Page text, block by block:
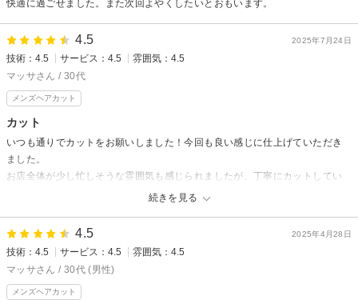
快適に過ごせました。また次回よやくしたいとおもいます。
2025年7月24日
4.5
技術：4.5 サービス：4.5
雰囲気：4.5
マッサさん / 30代
メンズヘアカット
カット
続きを見る
いつも通りでカットをお願いしました！今回も良い感じに仕上げていただき
ました。
お店全体が少し忙しそうな雰囲気も感じられましたが、丁寧にカットしてい
2025年4月28日
4.5
技術：4.5 サービス：4.5
雰囲気：4.5
マッサさん / 30代 (男性)
メンズヘアカット